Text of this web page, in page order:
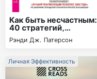
Как быть несчастным:
40 стратегий,
которые вы уже
используете
Рэнди Дж. Патерсон
Личная Эффективность